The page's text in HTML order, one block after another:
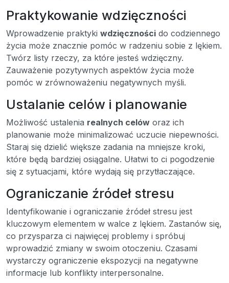
Praktykowanie wdzięczności
Wprowadzenie praktyki wdzięczności do codziennego
życia może znacznie pomóc w radzeniu sobie z lękiem.
Twórz listy rzeczy, za które jesteś wdzięczny.
Zauważenie pozytywnych aspektów życia może
pomóc w zrównoważeniu negatywnych myśli.
Ustalanie celów i planowanie
Możliwość ustalenia realnych celów oraz ich
planowanie może minimalizować uczucie niepewności.
Staraj się dzielić większe zadania na mniejsze kroki,
które będą bardziej osiągalne. Ułatwi to ci pogodzenie
się z sytuacjami, które wydają się przytłaczające.
Ograniczanie źródeł stresu
Identyfikowanie i ograniczanie źródeł stresu jest
kluczowym elementem w walce z lękiem. Zastanów się,
co przysparza ci najwięcej problemy i spróbuj
wprowadzić zmiany w swoim otoczeniu. Czasami
wystarczy ograniczenie ekspozycji na negatywne
informacje lub konflikty interpersonalne.